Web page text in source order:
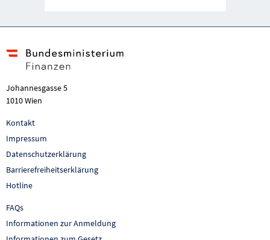
Johannesgasse 5
1010 Wien
Kontakt
Impressum
Datenschutzerklärung
Barrierefreiheitserklärung
Hotline
FAQs
Informationen zur Anmeldung